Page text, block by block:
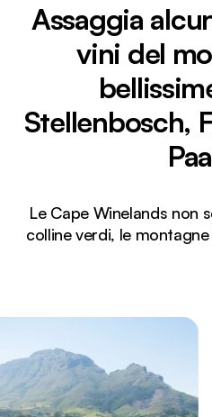
Assaggia
vini del
Stellenbosch,
Le Cape Winelands non
colline verdi, le